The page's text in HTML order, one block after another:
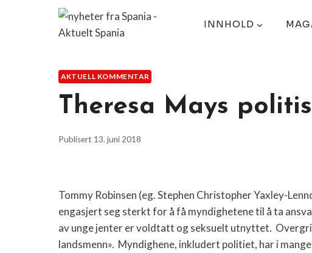
INNHOLD
AKTUELL KOMMENTAR
Theresa Mays
Publisert 13. juni 2018
Tommy Robinsen (eg. Stephen Christopher Yaxley-
engasjert seg sterkt for å få myndighetene til å ta
av unge jenter er voldtatt og seksuelt utnyttet.
landsmenn». Myndighene, inkludert politiet, har i